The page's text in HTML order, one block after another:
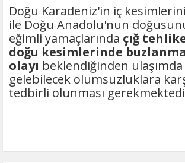
Doğu Karadeniz'in iç
ile Doğu Anadolu'nun
eğimli yamaçlarında çığ
doğu kesimlerinde
olayı beklendiğinden
gelebilecek olumsuzluklara
tedbirli olunması